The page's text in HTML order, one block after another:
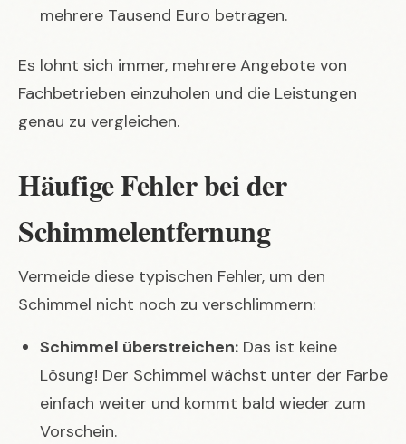
mehrere Tausend Euro betragen.
Es lohnt sich immer, mehrere Angebote von
Fachbetrieben einzuholen und die Leistungen
genau zu vergleichen.
Häufige Fehler bei der
Schimmelentfernung
Vermeide diese typischen Fehler, um den
Schimmel nicht noch zu verschlimmern:
Schimmel überstreichen: Das ist keine
Lösung! Der Schimmel wächst unter der Farbe
einfach weiter und kommt bald wieder zum
Vorschein.